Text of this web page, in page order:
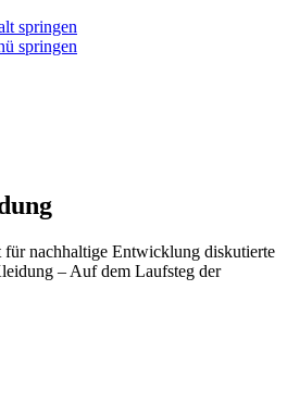
springen
springen
für nachhaltige Entwicklung diskutierte
– Auf dem Laufsteg der